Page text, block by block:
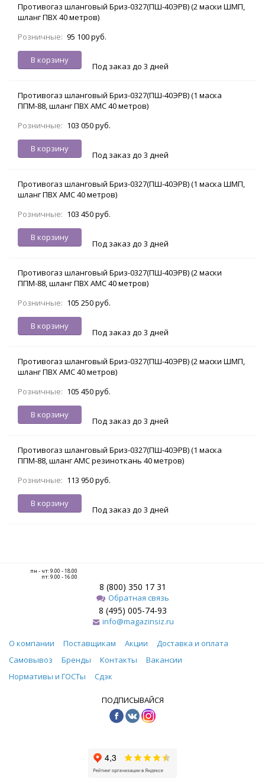
Противогаз шланговый Бриз-0327(ПШ-40ЭРВ) (2 маски ШМП,
шланг ПВХ 40 метров)
Розничные: 95 100 руб.
В корзину
Под заказ до 3 дней
Противогаз шланговый Бриз-0327(ПШ-40ЭРВ) (1 маска
ППМ-88, шланг ПВХ АМС 40 метров)
Розничные: 103 050 руб.
В корзину
Под заказ до 3 дней
Противогаз шланговый Бриз-0327(ПШ-40ЭРВ) (1 маска ШМП,
шланг ПВХ АМС 40 метров)
Розничные: 103 450 руб.
В корзину
Под заказ до 3 дней
Противогаз шланговый Бриз-0327(ПШ-40ЭРВ) (2 маски
ППМ-88, шланг ПВХ АМС 40 метров)
Розничные: 105 250 руб.
В корзину
Под заказ до 3 дней
Противогаз шланговый Бриз-0327(ПШ-40ЭРВ) (2 маски ШМП,
шланг ПВХ АМС 40 метров)
Розничные: 105 450 руб.
В корзину
Под заказ до 3 дней
Противогаз шланговый Бриз-0327(ПШ-40ЭРВ) (1 маска
ППМ-88, шланг АМС резиноткань 40 метров)
Розничные: 113 950 руб.
В корзину
Под заказ до 3 дней
пн - чт: 9.00 - 18.00
пт: 9.00 - 16.00
8 (800) 350 17 31
Обратная связь
8 (495) 005-74-93
info@magazinsiz.ru
О компании Поставщикам Акции
Доставка и оплата
Самовывоз
Бренды Контакты
Вакансии
Нормативы и ГОСТы
Сдэк
ПОДПИСЫВАЙСЯ